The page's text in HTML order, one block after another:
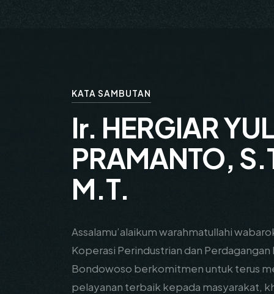
KATA SAMBUTAN
Ir. HERGIAR
PRAMANTO,
M.T.
Assalamu’alaikum warahmatullahi
Koperasi Perindustrian dan
Bondowoso berkomitmen untuk terus
pelayanan terbaik kepada masyarakat,